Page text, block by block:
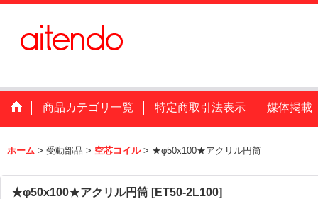
商品カテゴリ一覧 特定商取引法表示 媒体掲載
ホーム > 受動部品 > 空芯コイル > ★φ50x100★アクリル円筒
★φ50x100★アクリル円筒 [ET50-2L100]